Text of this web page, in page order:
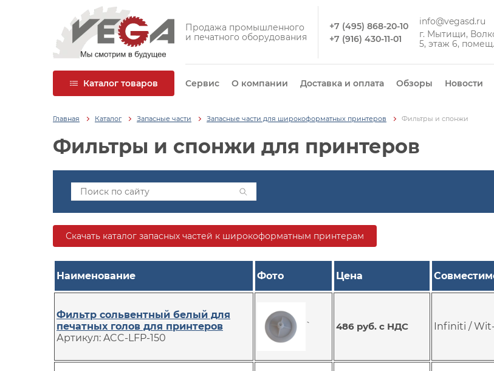
Продажа промышленного
и печатного оборудования
+7 (495) 868-20-10
+7 (916) 430-11-01
info@vegasd.ru
г. Мытищи,
5, этаж 6,
Каталог товаров Сервис О компании Доставка и оплата Обзоры Новости
Главная Каталог Запасные части Запасные части для широкоформатных принтеров Фильтры и спонжи
Фильтры и спонжи для принтеров
Скачать каталог запасных частей к широкоформатным принтерам
Наименование Фото Цена
Фильтр сольвентный белый для
печатных голов для принтеров
Артикул: ACC-LFP-150
` 486 руб. с НДС Infiniti /